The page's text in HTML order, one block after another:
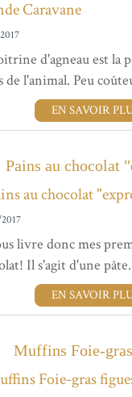
d'agneau est la
de l'animal. Peu
EN SAVOIR
Pains au chocolat
livre donc mes
Il s'agit d'une
EN SAVOIR
Muffins Foie-